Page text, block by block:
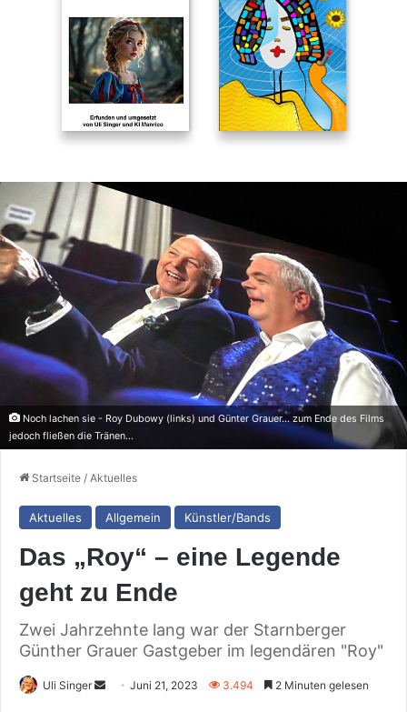
Noch lachen sie - Roy Dubowy (links) und Günter Grauer... zum Ende des Films
jedoch fließen die Tränen...
Startseite / Aktuelles
Aktuelles Allgemein Künstler/Bands
Das „Roy“ – eine Legende
geht zu Ende
Zwei Jahrzehnte lang war der Starnberger
Günther Grauer Gastgeber im legendären "Roy"
Uli Singer
SendeJuni 21, 2023 3.494 2 Minuten gelesen